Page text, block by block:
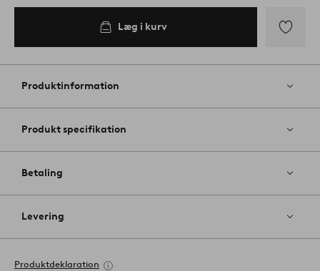
Læg i kurv
til
Produktinformation
Produkt specifikation
Betaling
Levering
Produktdeklaration